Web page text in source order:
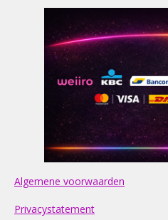
Algemene voorwaarden
Privacystatement